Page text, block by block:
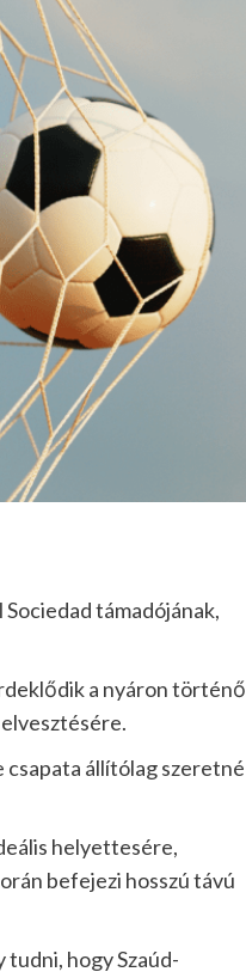
támadójának,
a nyáron történő
csapata állítólag szeretné
helyettesére,
befejezi hosszú távú
hogy Szaúd-